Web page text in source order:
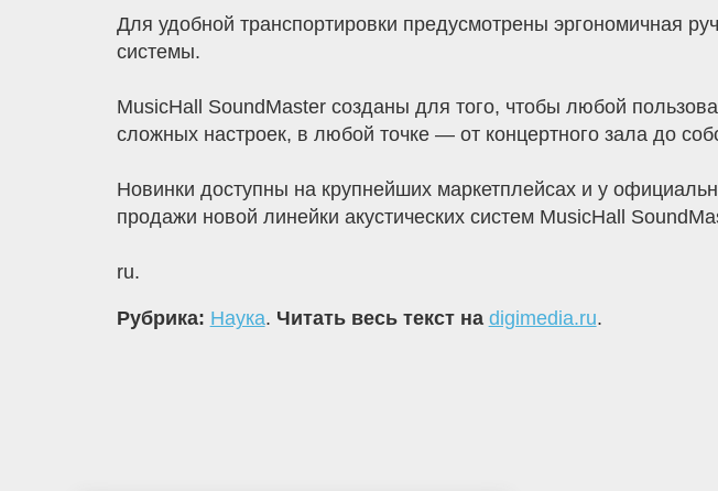
Для удобной транспортировки предусмотрены эргономичная
системы.
MusicHall SoundMaster созданы для того, чтобы любой
сложных настроек, в любой точке — от концертного зала до
Новинки доступны на крупнейших маркетплейсах и у
продажи новой линейки акустических систем MusicHall
ru.
Рубрика: Наука. Читать весь текст на digimedia.ru.